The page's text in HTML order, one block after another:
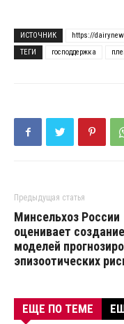
ИСТОЧНИК
https://
ТЕГИ
господдержка
Предыдущая статья
Минсельхоз России
оценивает создание
моделей
эпизоотических
ЕЩЕ ПО ТЕМЕ